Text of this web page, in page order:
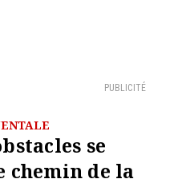
PUBLICITÉ
se
chemin de la